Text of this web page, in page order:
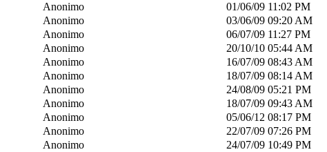
Anonimo 01/06/09 11:02 PM
Anonimo 03/06/09 09:20 AM
Anonimo 06/07/09 11:27 PM
Anonimo 20/10/10 05:44 AM
Anonimo 16/07/09 08:43 AM
Anonimo 18/07/09 08:14 AM
Anonimo 24/08/09 05:21 PM
Anonimo 18/07/09 09:43 AM
Anonimo 05/06/12 08:17 PM
Anonimo 22/07/09 07:26 PM
Anonimo 24/07/09 10:49 PM